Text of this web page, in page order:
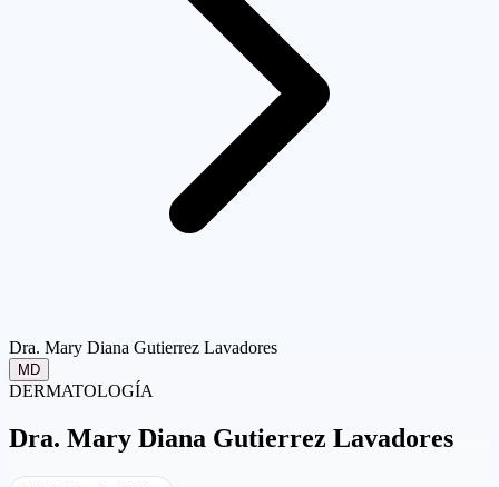
Dra. Mary Diana Gutierrez Lavadores
MD
DERMATOLOGÍA
Dra. Mary Diana Gutierrez Lavadores